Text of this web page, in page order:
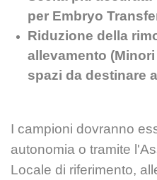
per Embryo
Riduzione della
allevamento
spazi da destinare
I campioni dovranno
autonomia o tramite
Locale di riferimento,